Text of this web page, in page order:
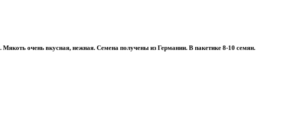
очень вкусная, нежная. Семена получены из Германии. В пакетике 8-10 семян.